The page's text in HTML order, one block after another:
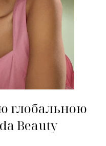
глобальною
Beauty